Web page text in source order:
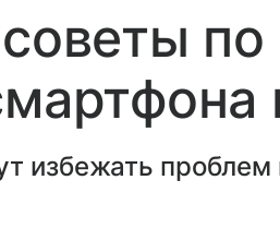
по
избежать